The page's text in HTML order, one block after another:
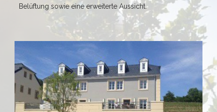
Belüftung sowie eine erweiterte Aussicht.